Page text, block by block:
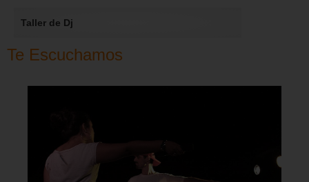
Taller de Dj
Te Escuchamos